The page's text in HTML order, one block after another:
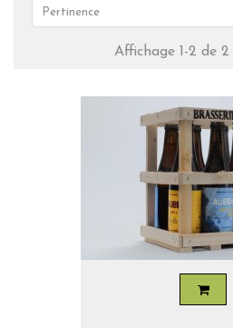
Pertinence
Affichage 1-2 de